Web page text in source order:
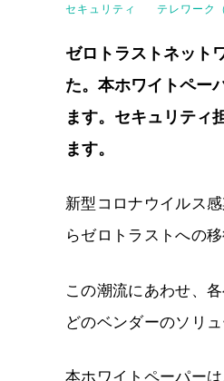
セキュリティ テレワーク
ゼロトラストネット
た。本ホワイトペー
ます。セキュリティ
ます。
新型コロナウイルス
らゼロトラストへの
この潮流にあわせ、
どのベンダーのソリ
本ホワイトペーパー